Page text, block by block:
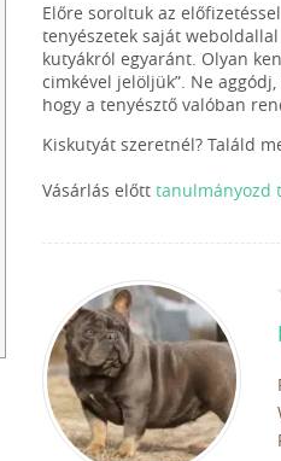
Előre soroltuk az
tenyészetek saját
kutyákról egyaránt. Olyan
cimkével jelöljük”. Ne
hogy a tenyésztő valóban
Kiskutyát szeretnél? Találd
Vásárlás előtt tanulmányozd